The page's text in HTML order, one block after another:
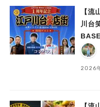
【流
川台
も登
2026